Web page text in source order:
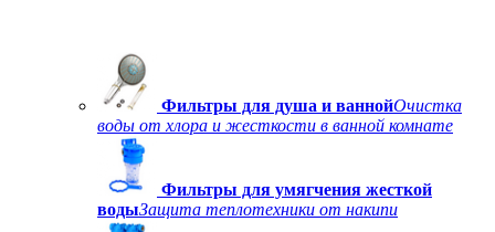
Фильтры для душа и ваннойОчистка
воды от хлора и жесткости в ванной комнате
Фильтры для умягчения жесткой
водыЗащита теплотехники от накипи